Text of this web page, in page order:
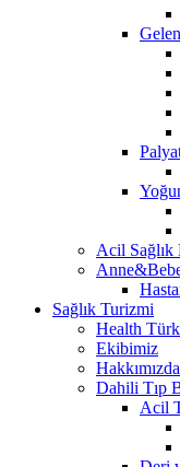
Acil Sağlık
Sağlık Turizmi
Health
Ekibimiz
Hakkımızda
Dahili Tıp
Acil